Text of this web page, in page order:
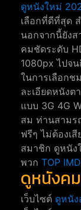
ดูหนังใหม่
เลือกที่ดีที่สุด
นอกจากนี้ยัง
คมชัดระดับ
1080px ไปจ
ในการเลือกช
ละเอียดหนังต
แบบ 3G 4G
สม ท่านสามร
ฟรีๆ ไม่ต้องเ
สมาชิก ดูหนัง
พวก TOP
ดูหนังค
เว็บไซต์ ดูหนั